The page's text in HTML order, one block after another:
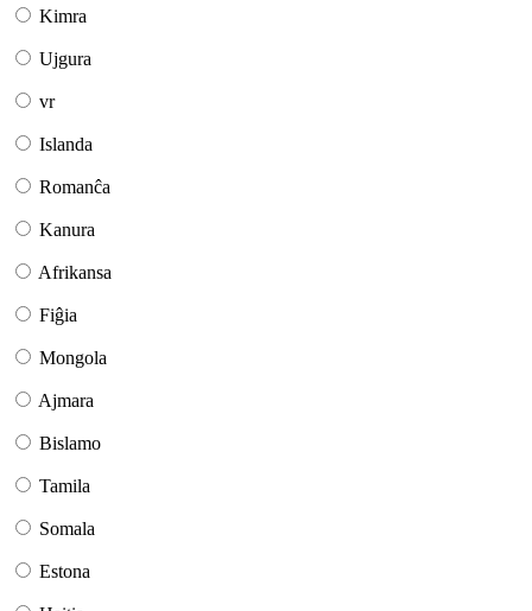
Kimra
Ujgura
vr
Islanda
Romanĉa
Kanura
Afrikansa
Fiĝia
Mongola
Ajmara
Bislamo
Tamila
Somala
Estona